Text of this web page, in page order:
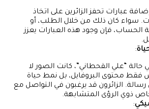
عبارات تحفز الزائرين على اتخاذ
سواء كان ذلك من خلال الطلب، أو
الحساب، فإن وجود هذه العبارات يعزز
:
حالة “علي القحطاني”، كانت الصور لا
محتوى البروفايل، بل نمط حياة
الزائرون قد يرغبون في التواصل مع
ذوي الرؤى المتشابهة.
: